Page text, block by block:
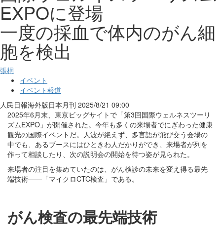
EXPOに登場
一度の採血で体内のがん細
胞を検出
張桐
イベント
イベント報道
人民日報海外版日本月刊 2025/8/21 09:00
2025年6月末、東京ビッグサイトで「第3回国際ウェルネスツーリ
ズムEXPO」が開催された。今年も多くの来場者でにぎわった健康
観光の国際イベントだ。人波が絶えず、多言語が飛び交う会場の
中でも、あるブースにはひときわ人だかりができ、来場者が列を
作って相談したり、次の説明会の開始を待つ姿が見られた。
来場者の注目を集めていたのは、がん検診の未来を変え得る最先
端技術――「マイクロCTC検査」である。
がん検査の最先端技術